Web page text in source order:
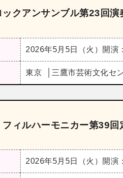
ックアンサンブル第23回演
2026年5月5日（火） 開演
東京 三鷹市芸術文化セ
フィルハーモニカー第39回
2026年5月5日（火） 開演